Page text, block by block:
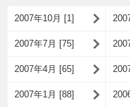
2007年10月 [1]
2007年7月 [75]
2007年4月 [65]
2007年1月 [88]